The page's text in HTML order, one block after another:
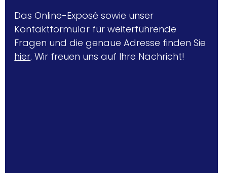
Das Online-Exposé sowie unser
Kontaktformular für weiterführende
Fragen und die genaue Adresse finden Sie
hier. Wir freuen uns auf Ihre Nachricht!